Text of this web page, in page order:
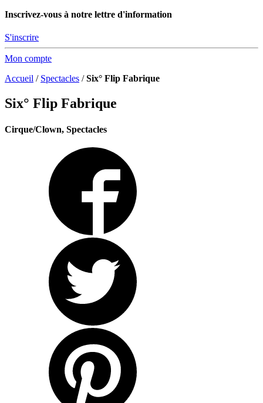
Inscrivez-vous à notre lettre d'information
S'inscrire
Mon compte
Accueil / Spectacles /Six° Flip Fabrique
Six° Flip Fabrique
Cirque/Clown, Spectacles